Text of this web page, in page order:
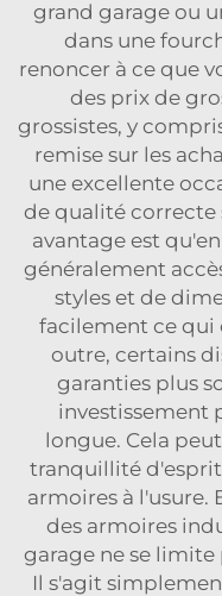
grand garage ou
dans une
renoncer à ce que
des prix de
grossistes, y
remise sur les
une excellente
de qualité correcte
avantage est
généralement
styles et de
facilement ce qui
outre, certains
garanties plus
investissement
longue. Cela
tranquillité d'esprit
armoires à l'usure.
des armoires
garage ne se limite
Il s'agit